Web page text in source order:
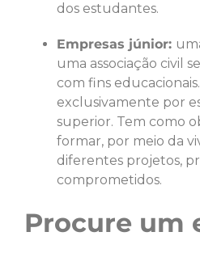
dos estudantes.
Empresas júnior:
uma associação civil
com fins
exclusivamente por
superior. Tem como
formar, por meio da
diferentes projetos,
comprometidos.
Procure um